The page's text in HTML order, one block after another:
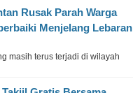
Rusak Parah Warga
Menjelang Lebaran
masih terus terjadi di wilayah